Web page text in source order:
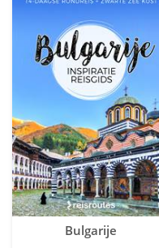
Bulgarije